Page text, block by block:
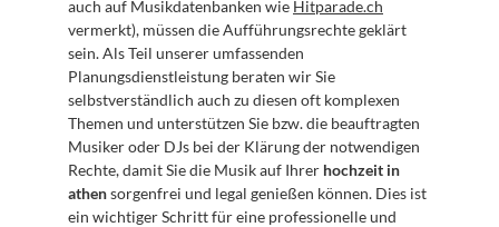
auch auf Musikdatenbanken wie Hitparade.ch
vermerkt), müssen die Aufführungsrechte geklärt
sein. Als Teil unserer umfassenden
Planungsdienstleistung beraten wir Sie
selbstverständlich auch zu diesen oft komplexen
Themen und unterstützen Sie bzw. die beauftragten
Musiker oder DJs bei der Klärung der notwendigen
Rechte, damit Sie die Musik auf Ihrer hochzeit in
athen sorgenfrei und legal genießen können. Dies ist
ein wichtiger Schritt für eine professionelle und